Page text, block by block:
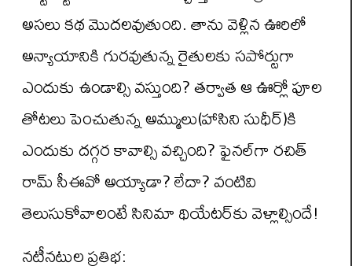
అస‌లు క‌థ మొద‌ల‌వుతుంది. తాను వెళ్లిన ఊరిలో
అన్యాయానికి గుర‌వుతున్న రైతులకు స‌పోర్టుగా
ఎందుకు ఉండాల్సి వ‌స్తుంది? తర్వాత ఆ ఊర్లో పూల
తోటలు పెంచుతున్న అమ్ములు(హాసిని సుధీర్)కి
ఎందుకు దగ్గర కావాల్సి వచ్చింది? ఫైన‌ల్‌గా రచిత్
రామ్ సీఈవో అయ్యాడా? లేదా? వంటివి
తెలుసుకోవాలంటే సినిమా థియేట‌ర్‌కు వెళ్లాల్సిందే!
నటీనటుల ప్ర‌తిభ‌: